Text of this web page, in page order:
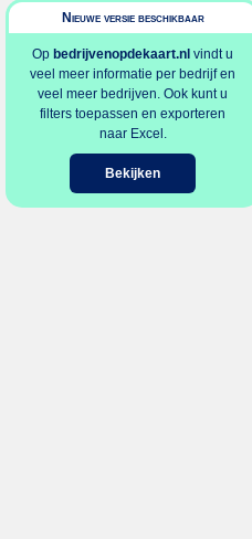
Nieuwe versie beschikbaar
Op bedrijvenopdekaart.nl vindt u
veel meer informatie per bedrijf en
veel meer bedrijven. Ook kunt u
filters toepassen en exporteren
naar Excel.
Bekijken